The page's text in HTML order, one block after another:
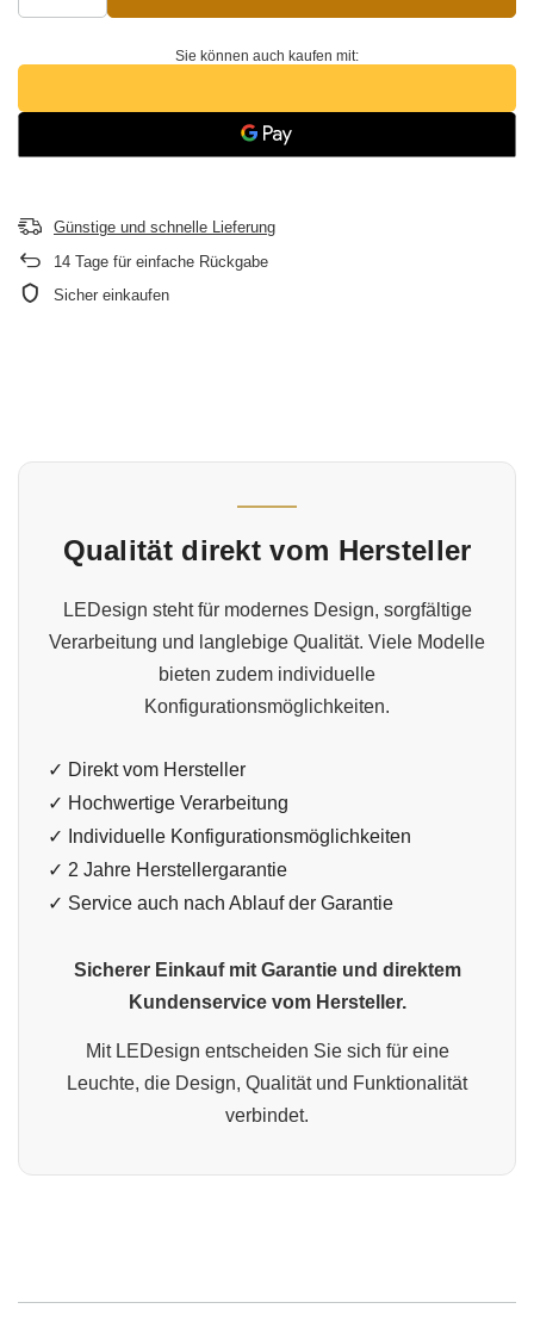
Sie können auch kaufen mit:
Günstige und schnelle Lieferung
14 Tage für einfache Rückgabe
Sicher einkaufen
Qualität direkt vom Hersteller
LEDesign steht für modernes Design, sorgfältige
Verarbeitung und langlebige Qualität. Viele Modelle
bieten zudem individuelle
Konfigurationsmöglichkeiten.
✓ Direkt vom Hersteller
✓ Hochwertige Verarbeitung
✓ Individuelle Konfigurationsmöglichkeiten
✓ 2 Jahre Herstellergarantie
✓ Service auch nach Ablauf der Garantie
Sicherer Einkauf mit Garantie und direktem
Kundenservice vom Hersteller.
Mit LEDesign entscheiden Sie sich für eine
Leuchte, die Design, Qualität und Funktionalität
verbindet.